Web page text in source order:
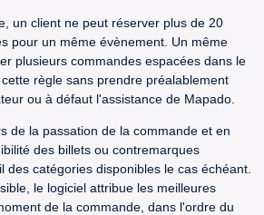
un client ne peut réserver plus de 20
pour un même évènement. Un même
plusieurs commandes espacées dans le
règle sans prendre préalablement
ou à défaut l'assistance de Mapado.
de la passation de la commande et en
des billets ou contremarques
des catégories disponibles le cas échéant.
le logiciel attribue les meilleures
de la commande, dans l'ordre du